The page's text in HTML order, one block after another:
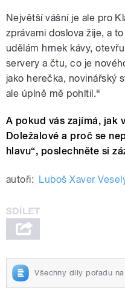
Největší vášní je ale pro
zprávami doslova žije, a
udělám hrnek kávy,
servery a čtu, co je
jako herečka, novinářský
ale úplně mě pohltil.“
A pokud vás zajímá, jak
Doležalové a proč se
hlavu“, poslechněte si
autoři: Luboš Xaver
Všechny díly pořadu na